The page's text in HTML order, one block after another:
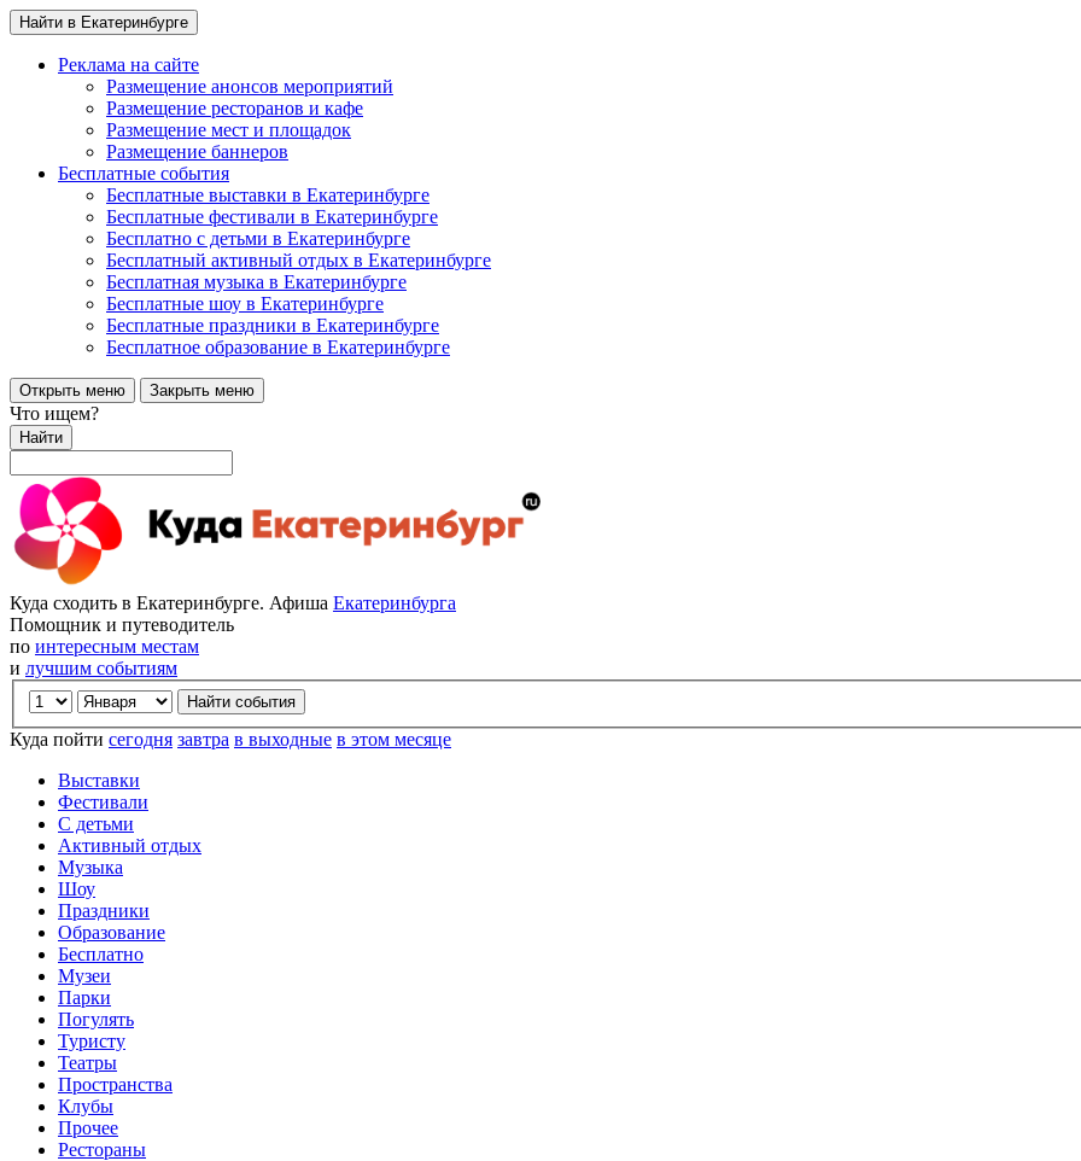
Найти в Екатеринбурге
Реклама на сайте
Размещение анонсов мероприятий
Размещение ресторанов и кафе
Размещение мест и площадок
Размещение баннеров
Бесплатные события
Бесплатные выставки в Екатеринбурге
Бесплатные фестивали в Екатеринбурге
Бесплатно с детьми в Екатеринбурге
Бесплатный активный отдых в Екатеринбурге
Бесплатная музыка в Екатеринбурге
Бесплатные шоу в Екатеринбурге
Бесплатные праздники в Екатеринбурге
Бесплатное образование в Екатеринбурге
Открыть меню Закрыть меню
Что ищем?
Найти
Куда сходить в Екатеринбурге. Афиша Екатеринбурга
Помощник и путеводитель
по интересным местам
и лучшим событиям
Куда пойти сегодня завтра в выходные в этом месяце
Выставки
Фестивали
С детьми
Активный отдых
Музыка
Шоу
Праздники
Образование
Бесплатно
Музеи
Парки
Погулять
Туристу
Театры
Пространства
Клубы
Прочее
Рестораны